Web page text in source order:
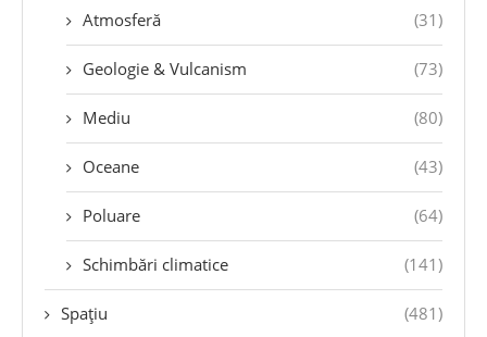
Atmosferă (31)
Geologie & Vulcanism (73)
Mediu (80)
Oceane (43)
Poluare (64)
Schimbări climatice (141)
Spațiu (481)